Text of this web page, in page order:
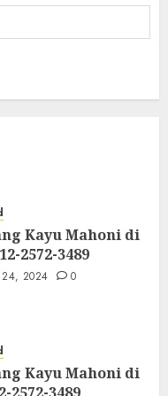
Kayu Mahoni di
2572-3489
24, 2024 0
Kayu Mahoni di
2572-3489